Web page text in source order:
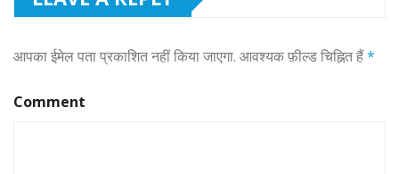
आपका ईमेल पता प्रकाशित नहीं किया जाएगा. आवश्यक फ़ील्ड चिह्नित हैं*
Comment